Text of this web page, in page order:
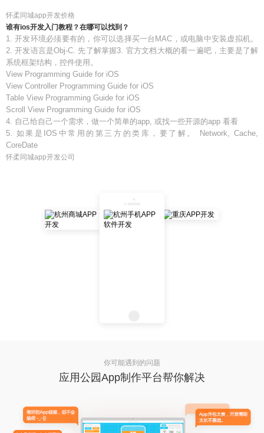
怀柔同城app开发价格
谁有ios开发入门教程？在哪可以找到？
1. 开发环境必须要有的，你可以选择买一台MAC，或电脑中安装虚拟机。
2. 开发语言是Obj-C. 先了解掌握3. 官方文档大概的看一遍吧，主要是了解
系统框架结构，控件使用。
View Programming Guide for iOS
View Controller Programming Guide for iOS
Table View Programming Guide for iOS
Scroll View Programming Guide for iOS
4. 自己给自己一个需求，做一个简单的app, 或找一些开源的app 看看
5. 如果是IOS中常用的第三方的类库，要了解。 Network, Cache,
CoreDate
怀柔同城app开发公司
你可能遇到的问题
应用公园App制作平台帮你解决